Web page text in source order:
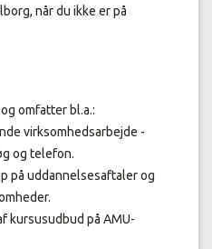
når du ikke er på
omfatter bl.a.:
virksomhedsarbejde -
og telefon.
på uddannelsesaftaler og
kursusudbud på AMU-